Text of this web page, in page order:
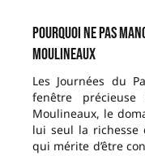
Pourquoi ne pas
Moulineaux
Les Journées du
fenêtre
Moulineaux, le
lui seul la richesse
qui mérite d’être